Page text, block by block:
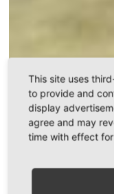
This site uses
to provide and
display
agree and may
time with effect